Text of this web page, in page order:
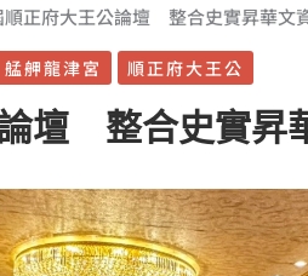
順正府大王公論壇 整合史實昇華文
艋舺龍津宮 順正府大王公
壇 整合史實昇